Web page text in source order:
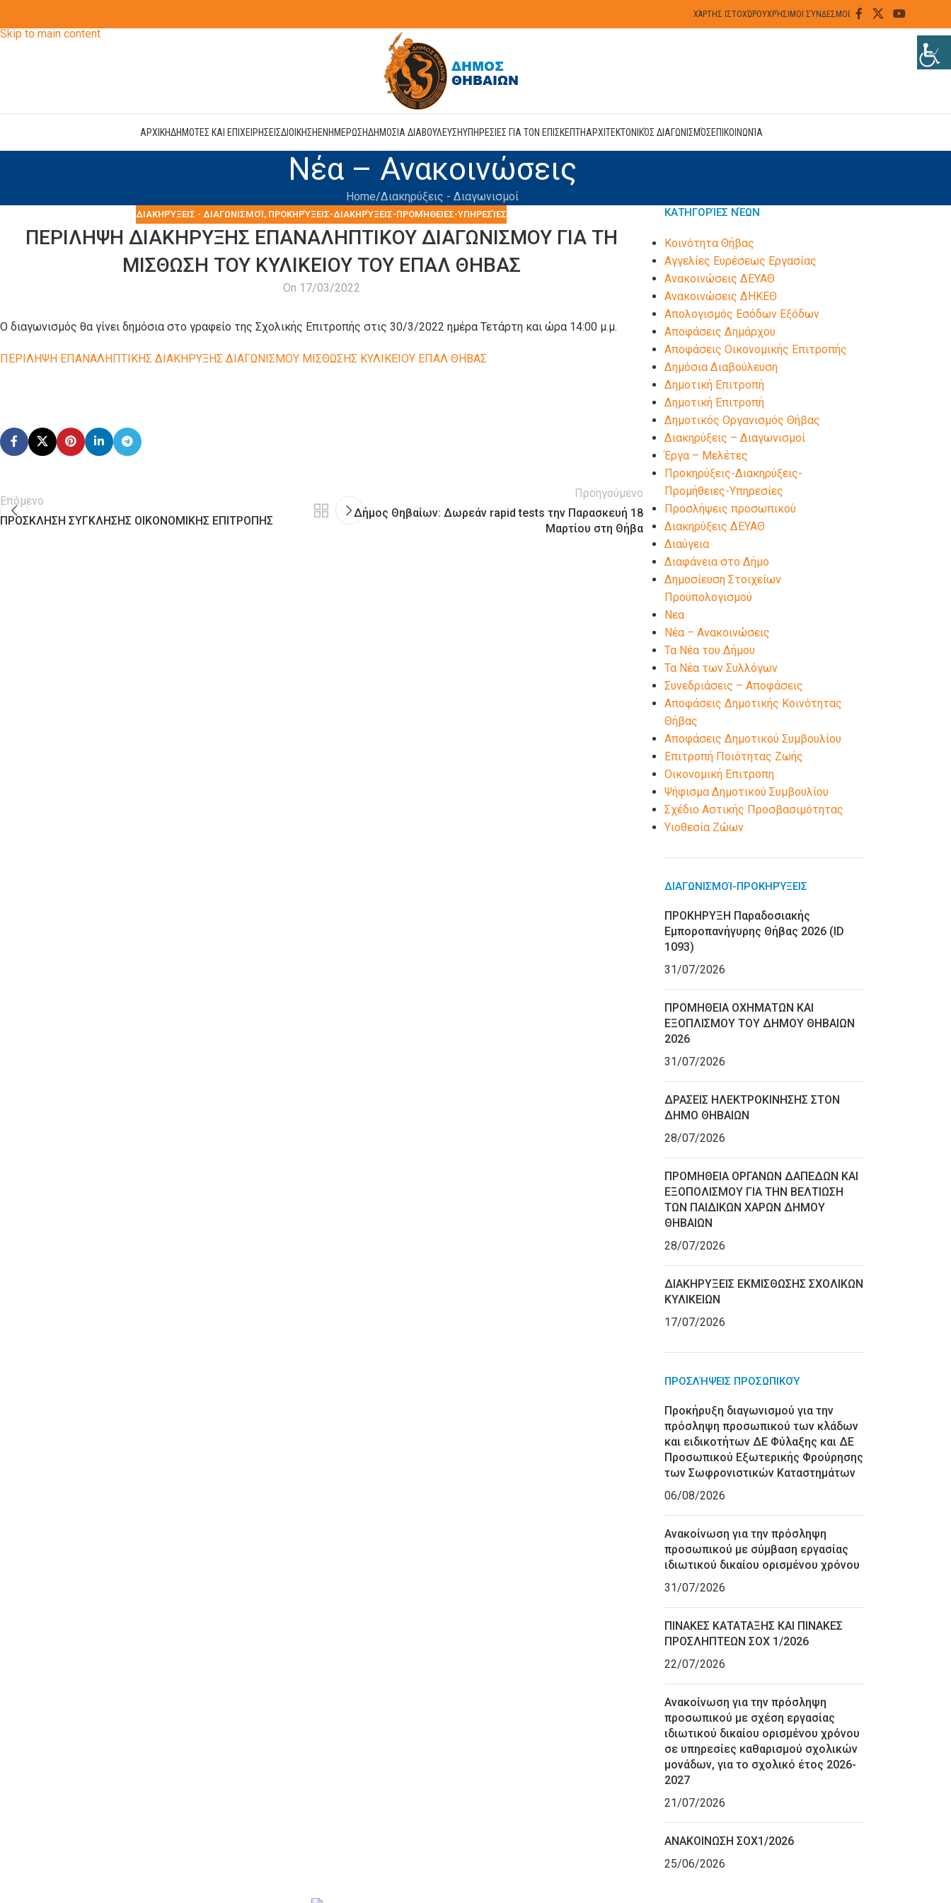
Skip to main content
ΧΆΡΤΗΣ ΙΣΤΟΧΏΡΟΥΧΡΉΣΙΜΟΙ ΣΎΝΔΕΣΜΟΙ
ΑΡΧΙΚΗΔΗΜΟΤΕΣ ΚΑΙ ΕΠΙΧΕΙΡΗΣΕΙΣΔΙΟΙΚΗΣΗΕΝΗΜΕΡΩΣΗΔΗΜΟΣΙΑ ΔΙΑΒΟΥΛΕΥΣΗΥΠΗΡΕΣΙΕΣ ΓΙΑ ΤΟΝ ΕΠΙΣΚΕΠΤΗΑΡΧΙΤΕΚΤΟΝΙΚΌΣ ΔΙΑΓΩΝΙΣΜΌΣΕΠΙΚΟΙΝΩΝΊΑ
Νέα – Ανακοινώσεις
Home Διακηρύξεις - Διαγωνισμοί
ΔΙΑΚΗΡΎΞΕΙΣ - ΔΙΑΓΩΝΙΣΜΟΊ, ΠΡΟΚΗΡΎΞΕΙΣ-ΔΙΑΚΗΡΎΞΕΙΣ-ΠΡΟΜΉΘΕΙΕΣ-ΥΠΗΡΕΣΊΕΣ
ΠΕΡΙΛΗΨΗ ΔΙΑΚΗΡΥΞΗΣ ΕΠΑΝΑΛΗΠΤΙΚΟΥ ΔΙΑΓΩΝΙΣΜΟΥ ΓΙΑ ΤΗ
ΜΙΣΘΩΣΗ ΤΟΥ ΚΥΛΙΚΕΙΟΥ ΤΟΥ ΕΠΑΛ ΘΗΒΑΣ
On 17/03/2022
Ο διαγωνισμός θα γίνει δημόσια στο γραφείο της Σχολικής Επιτροπής στις 30/3/2022 ημέρα Τετάρτη και ώρα 14:00 μ.μ.
ΠΕΡΙΛΗΨΗ ΕΠΑΝΑΛΗΠΤΙΚΗΣ ΔΙΑΚΗΡΥΞΗΣ ΔΙΑΓΩΝΙΣΜΟΥ ΜΙΣΘΩΣΗΣ ΚΥΛΙΚΕΙΟΥ EΠΑΛ ΘΗΒΑΣ
Επόμενο
ΠΡΟΣΚΛΗΣΗ ΣΥΓΚΛΗΣΗΣ ΟΙΚΟΝΟΜΙΚΗΣ ΕΠΙΤΡΟΠΗΣ
Προηγούμενο
Δήμος Θηβαίων: Δωρεάν rapid tests την Παρασκευή 18
Μαρτίου στη Θήβα
ΚΑΤΗΓΟΡΊΕΣ ΝΈΩΝ
Kοινότητα Θήβας
Αγγελίες Ευρέσεως Εργασίας
Ανακοινώσεις ΔΕΥΑΘ
Ανακοινώσεις ΔΗΚΕΘ
Απολογισμός Εσόδων Εξόδων
Αποφάσεις Δημάρχου
Αποφάσεις Οικονομικής Επιτροπής
Δημόσια Διαβούλευση
Δημοτική Επιτροπή
Δημοτική Επιτροπή
Δημοτικός Οργανισμός Θήβας
Διακηρύξεις – Διαγωνισμοί
Έργα – Μελέτες
Προκηρύξεις-Διακηρύξεις-
Προμήθειες-Υπηρεσίες
Προσλήψεις προσωπικού
Διακηρύξεις ΔΕΥΑΘ
Διαύγεια
Διαφάνεια στο Δήμο
Δημοσίευση Στοιχείων
Προϋπολογισμού
Νεα
Νέα – Ανακοινώσεις
Τα Νέα του Δήμου
Τα Νέα των Συλλόγων
Συνεδριάσεις – Αποφάσεις
Αποφάσεις Δημοτικής Κοινότητας
Θήβας
Αποφάσεις Δημοτικού Συμβουλίου
Επιτροπή Ποιότητας Ζωής
Οικονομική Επιτροπη
Ψήφισμα Δημοτικού Συμβουλίου
Σχέδιο Αστικής Προσβασιμότητας
Υιοθεσία Ζώων
ΔΙΑΓΩΝΙΣΜΟΊ-ΠΡΟΚΗΡΎΞΕΙΣ
ΠΡΟΚΗΡΥΞΗ Παραδοσιακής
Εμποροπανήγυρης Θήβας 2026 (ID
1093)
31/07/2026
ΠΡΟΜΗΘΕΙΑ ΟΧΗΜΑΤΩΝ ΚΑΙ
ΕΞΟΠΛΙΣΜΟΥ ΤΟΥ ΔΗΜΟΥ ΘΗΒΑΙΩΝ
2026
31/07/2026
ΔΡΑΣΕΙΣ ΗΛΕΚΤΡΟΚΙΝΗΣΗΣ ΣΤΟΝ
ΔΗΜΟ ΘΗΒΑΙΩΝ
28/07/2026
ΠΡΟΜΗΘΕΙΑ ΟΡΓΑΝΩΝ ΔΑΠΕΔΩΝ ΚΑΙ
ΕΞΟΠΟΛΙΣΜΟΥ ΓΙΑ ΤΗΝ ΒΕΛΤΙΩΣΗ
ΤΩΝ ΠΑΙΔΙΚΩΝ ΧΑΡΩΝ ΔΗΜΟΥ
ΘΗΒΑΙΩΝ
28/07/2026
ΔΙΑΚΗΡΥΞΕΙΣ ΕΚΜΙΣΘΩΣΗΣ ΣΧΟΛΙΚΩΝ
ΚΥΛΙΚΕΙΩΝ
17/07/2026
ΠΡΟΣΛΉΨΕΙΣ ΠΡΟΣΩΠΙΚΟΎ
Προκήρυξη διαγωνισμού για την
πρόσληψη προσωπικού των κλάδων
και ειδικοτήτων ΔΕ Φύλαξης και ΔΕ
Προσωπικού Εξωτερικής Φρούρησης
των Σωφρονιστικών Καταστημάτων
06/08/2026
Ανακοίνωση για την πρόσληψη
προσωπικού με σύμβαση εργασίας
ιδιωτικού δικαίου ορισμένου χρόνου
31/07/2026
ΠΙΝΑΚΕΣ ΚΑΤΑΤΑΞΗΣ ΚΑΙ ΠΙΝΑΚΕΣ
ΠΡΟΣΛΗΠΤΕΩΝ ΣΟΧ 1/2026
22/07/2026
Ανακοίνωση για την πρόσληψη
προσωπικού με σχέση εργασίας
ιδιωτικού δικαίου ορισμένου χρόνου
σε υπηρεσίες καθαρισμού σχολικών
μονάδων, για το σχολικό έτος 2026-
2027
21/07/2026
ΑΝΑΚΟΙΝΩΣΗ ΣΟΧ1/2026
25/06/2026